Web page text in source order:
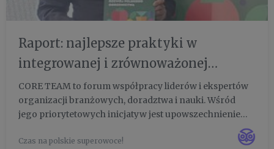
Raport: najlepsze praktyki w
integrowanej i zrównoważonej
produkcji szansą na rozwój polskiego
ogrodnictwa
CORE TEAM to forum współpracy liderów i ekspertów
organizacji branżowych, doradztwa i nauki. Wśród
jego priorytetowych inicjatyw jest upowszechnienie
idei produkcji zrównoważonej. Zapewnienie w branży
powszechnej i praktycznej informacji na temat celów
Czas na polskie superowoce!